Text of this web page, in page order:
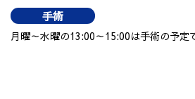
手術
月曜～水曜の13:00～15:00は手術の予定